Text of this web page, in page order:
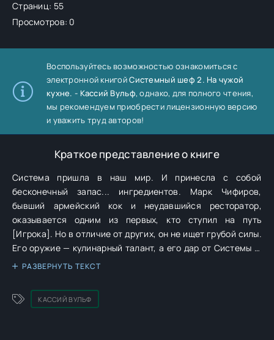
Страниц: 55
Просмотров: 0
Воспользуйтесь возможностью ознакомиться с
электронной книгойСистемный шеф 2. На чужой
кухне. - Кассий Вульф, однако, для полного чтения,
мы рекомендуем приобрести лицензионную версию
и уважить труд авторов!
Краткое представление о книге
Система пришла в наш мир. И принесла с собой
бесконечный запас... ингредиентов. Марк Чифиров,
бывший армейский кок и неудавшийся ресторатор,
оказывается одним из первых, кто ступил на путь
[Игрока]. Но в отличие от других, он не ищет грубой силы.
Его оружие — кулинарный талант, а его дар от Системы —
видеть в каждом чудовище не угрозу, а потенциальный
тушканчика Пайка, Марк начинает свой кулинарный путь.
Его цель — не просто выжить, а открыть лучший ресторан
РАЗВЕРНУТЬ ТЕКСТ
КАССИЙ ВУЛЬФ